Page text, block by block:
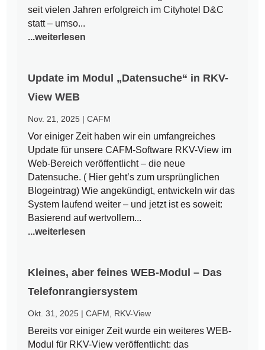
seit vielen Jahren erfolgreich im Cityhotel D&C
statt – umso...
...weiterlesen
Update im Modul „Datensuche“ in RKV-
View WEB
Nov. 21, 2025 |CAFM
Vor einiger Zeit haben wir ein umfangreiches
Update für unsere CAFM-Software RKV-View im
Web-Bereich veröffentlicht – die neue
Datensuche. ( Hier geht’s zum ursprünglichen
Blogeintrag) Wie angekündigt, entwickeln wir das
System laufend weiter – und jetzt ist es soweit:
Basierend auf wertvollem...
...weiterlesen
Kleines, aber feines WEB-Modul – Das
Telefonrangiersystem
Okt. 31, 2025 |CAFM RKV-View
Bereits vor einiger Zeit wurde ein weiteres WEB-
Modul für RKV-View veröffentlicht: das